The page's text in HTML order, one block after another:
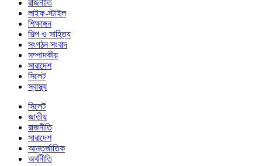
রাজনীতি
লাইফ-স্টাইল
শিক্ষাঙ্গন
শিল্প ও সাহিত্য
সংগঠন সংবাদ
সম্পাদকীয়
সারাদেশ
সিলেট
স্বাস্থ্য
সিলেট
জাতীয়
রাজনীতি
সারাদেশ
আন্তর্জাতিক
অর্থনীতি